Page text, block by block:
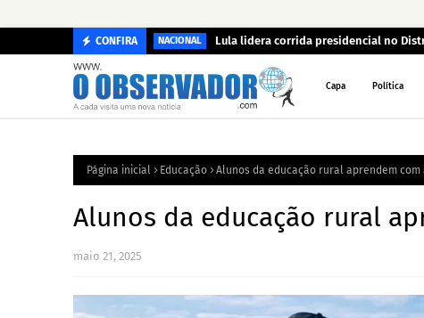
CONFIRA NACIONAL Lula lidera corrida presidencial no
Capa Política
Página inicial Educação Alunos da educação rural aprendem com
Alunos da educação rural
maio 21, 2025